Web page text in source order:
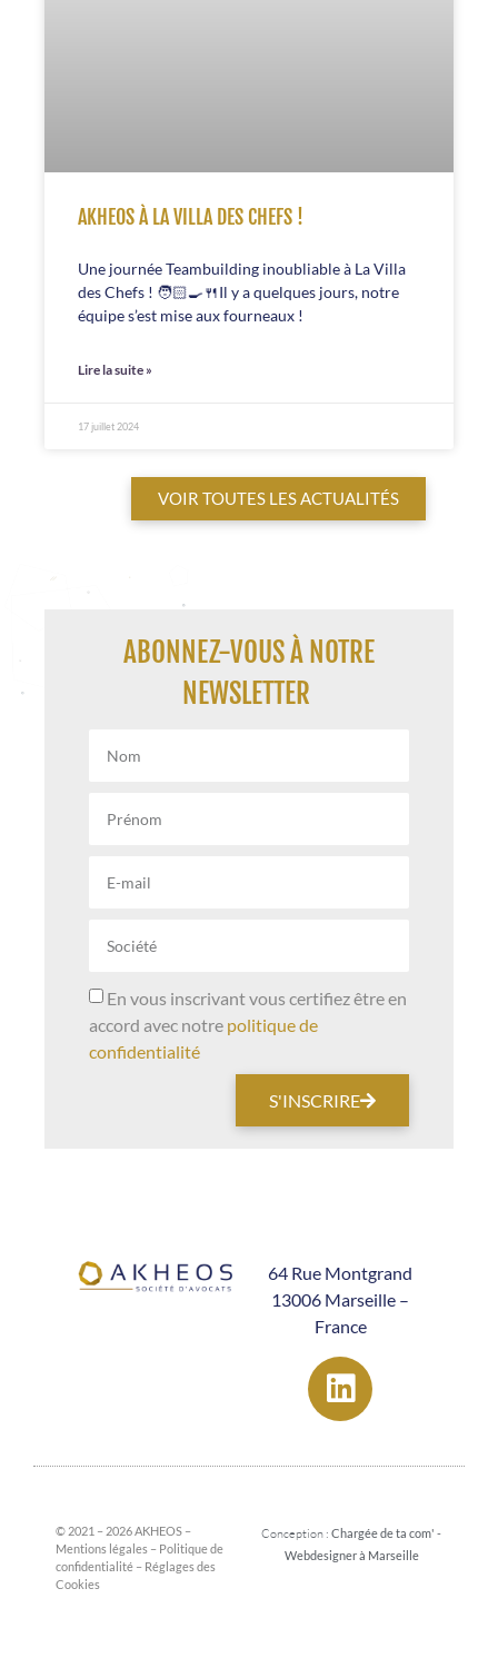
AKHEOS À LA VILLA DES CHEFS !
Une journée Teambuilding inoubliable à La Villa
des Chefs ! 🧑🏻‍🍳🍴Il y a quelques jours, notre
équipe s’est mise aux fourneaux !
Lire la suite »
17 juillet 2024
VOIR TOUTES LES ACTUALITÉS
ABONNEZ-VOUS À NOTRE
NEWSLETTER
En vous inscrivant vous certifiez être en
accord avec notre politique de
confidentialité
S'INSCRIRE
64 Rue Montgrand
13006 Marseille –
France
© 2021 – 2026 AKHEOS –
Mentions légales – Politique de
confidentialité – Réglages des
Cookies
Conception : Chargée de ta com' -
Webdesigner à Marseille